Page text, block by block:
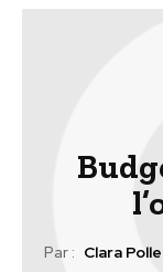
Par : Clara